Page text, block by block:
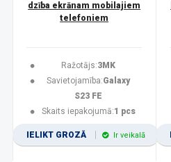
dzība ekrānam mobilajiem
telefoniem
Ražotājs:3MK
Savietojamība:Galaxy
S23 FE
Skaits iepakojumā:1 pcs
IELIKT GROZĀ Ir veikalā